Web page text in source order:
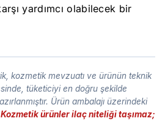
yardımcı olabilecek bir
kozmetik mevzuatı ve ürünün teknik
tüketiciyi en doğru şekilde
Ürün ambalajı üzerindeki
Kozmetik ürünler ilaç niteliği taşımaz;